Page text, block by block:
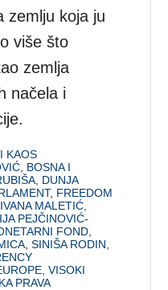
zemlju koja ju
više što
zemlja
načela i
KAOS
BOSNA I
DUNJA
, FREEDOM
IVANA MALETIĆ
PEJČINOVIĆ-
FOND
,SINIŠA RODIN
,VISOKI
PRAVA